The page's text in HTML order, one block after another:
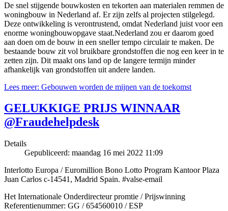
De snel stijgende bouwkosten en tekorten aan materialen remmen de
woningbouw in Nederland af. Er zijn zelfs al projecten stilgelegd.
Deze ontwikkeling is verontrustend, omdat Nederland juist voor een
enorme woningbouwopgave staat.Nederland zou er daarom goed
aan doen om de bouw in een sneller tempo circulair te maken. De
bestaande bouw zit vol bruikbare grondstoffen die nog een keer in te
zetten zijn. Dit maakt ons land op de langere termijn minder
afhankelijk van grondstoffen uit andere landen.
Lees meer: Gebouwen worden de mijnen van de toekomst
GELUKKIGE PRIJS WINNAAR
@Fraudehelpdesk
Details
Gepubliceerd: maandag 16 mei 2022 11:09
Interlotto Europa / Euromillion Bono Lotto Program Kantoor Plaza
Juan Carlos c-14541, Madrid Spain. #valse-email
Het Internationale Onderdirecteur promtie / Prijswinning
Referentienummer: GG / 654560010 / ESP